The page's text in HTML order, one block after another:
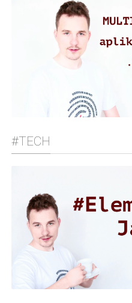
#TECH